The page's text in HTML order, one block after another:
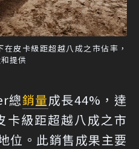
皮卡級距超越八成之市佔率，
提供
總銷量成長44%，達
卡級距超越八成之市
位。此銷售成果主要